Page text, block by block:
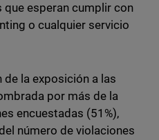
esperan cumplir con
o cualquier servicio
de la exposición a las
por más de la
encuestadas (51%),
número de violaciones